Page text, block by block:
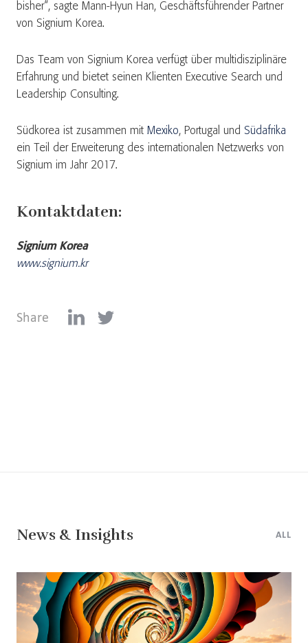
bisher“, sagte Mann-Hyun Han, Geschäftsführender Partner
von Signium Korea.
Das Team von Signium Korea verfügt über multidisziplinäre
Erfahrung und bietet seinen Klienten Executive Search und
Leadership Consulting.
Südkorea ist zusammen mit Mexiko, Portugal und Südafrika
ein Teil der Erweiterung des internationalen Netzwerks von
Signium im Jahr 2017.
Kontaktdaten:
Signium Korea
www.signium.kr
Share
News & Insights ALL